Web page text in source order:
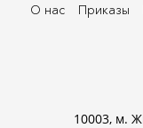
О нас Приказы
10003, м.